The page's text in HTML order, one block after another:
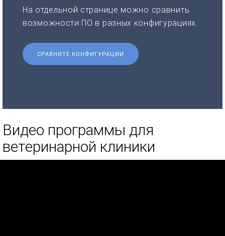
На отдельной странице можно сравнить
возможности ПО в разных конфигурациях.
СРАВНИТЕ КОНФИГУРАЦИИ
Видео программы для
ветеринарной клиники